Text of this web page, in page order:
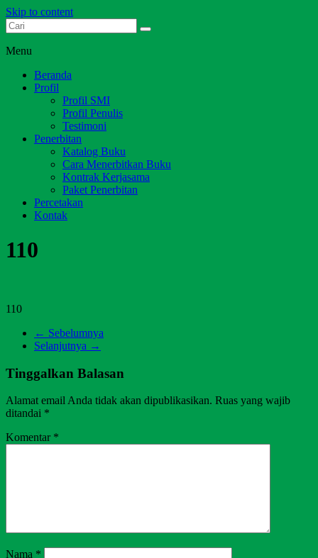
Skip to content
Dari Jambi untuk Indonesia
Menu
Beranda
Profil
Profil SMI
Profil Penulis
Testimoni
Penerbitan
Katalog Buku
Cara Menerbitkan Buku
Kontrak Kerjasama
Paket Penerbitan
Percetakan
Kontak
110
110
← Sebelumnya
Selanjutnya →
Tinggalkan Balasan
Alamat email Anda tidak akan dipublikasikan. Ruas yang wajib
ditandai *
Komentar *
Nama *